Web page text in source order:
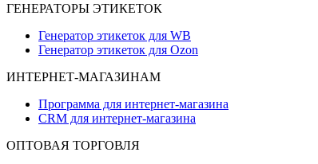
ГЕНЕРАТОРЫ ЭТИКЕТОК
Генератор этикеток для WB
Генератор этикеток для Ozon
ИНТЕРНЕТ-МАГАЗИНАМ
Программа для интернет-магазина
CRM для интернет-магазина
ОПТОВАЯ ТОРГОВЛЯ